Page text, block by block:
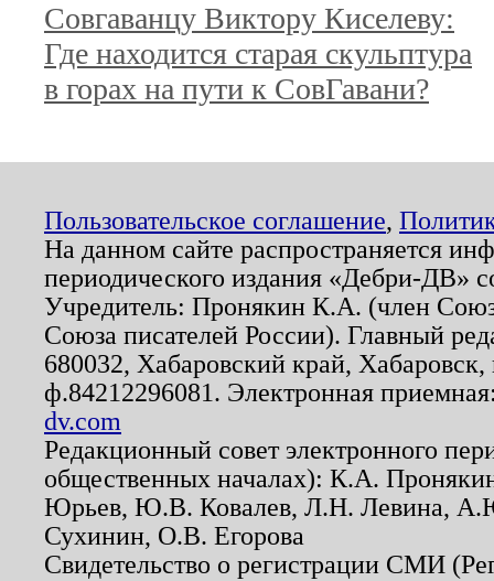
Совгаванцу Виктору Киселеву:
Где находится старая скульптура
в горах на пути к СовГавани?
Пользовательское соглашение,
На данном сайте распространяется
периодического издания «Дебри-ДВ»
Учредитель: Пронякин К.А. (член
Союза писателей России). Главный
680032, Хабаровский край,
ф.84212296081. Электронная
dv.com
Редакционный совет электронного
общественных началах): К.А.
Юрьев, Ю.В. Ковалев, Л.Н. Левина,
Сухинин, О.В. Егорова
Свидетельство о регистрации СМИ